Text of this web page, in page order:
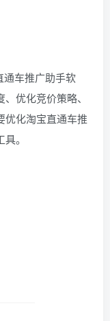
通车推广助手软
优化竞价策略、
优化淘宝直通车推
。